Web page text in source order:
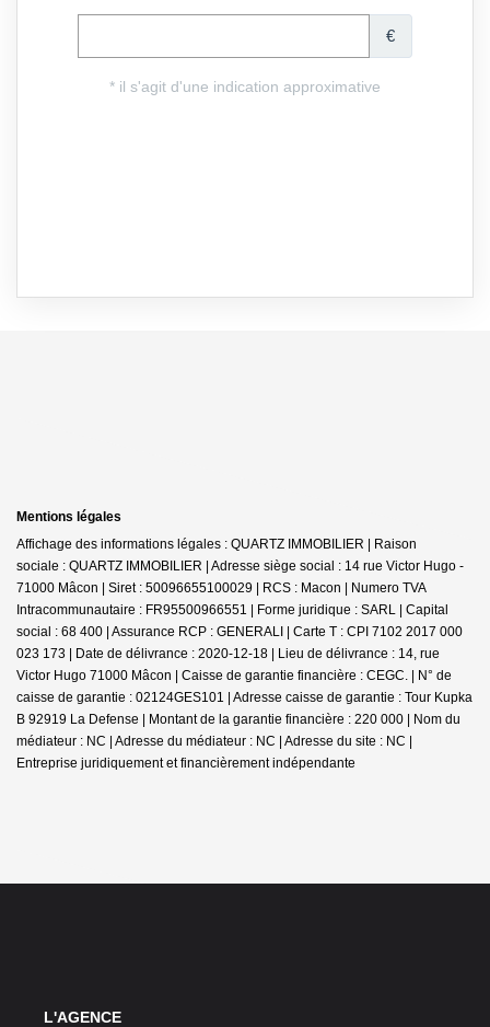
Mentions légales
Affichage des informations légales : QUARTZ IMMOBILIER | Raison
sociale : QUARTZ IMMOBILIER | Adresse siège social : 14 rue Victor Hugo -
71000 Mâcon | Siret : 50096655100029 | RCS : Macon | Numero TVA
Intracommunautaire : FR95500966551 | Forme juridique : SARL | Capital
social : 68 400 | Assurance RCP : GENERALI | Carte T : CPI 7102 2017 000
023 173 | Date de délivrance : 2020-12-18 | Lieu de délivrance : 14, rue
Victor Hugo 71000 Mâcon | Caisse de garantie financière : CEGC. | N° de
caisse de garantie : 02124GES101 | Adresse caisse de garantie : Tour Kupka
B 92919 La Defense | Montant de la garantie financière : 220 000 | Nom du
médiateur : NC | Adresse du médiateur : NC | Adresse du site : NC |
Entreprise juridiquement et financièrement indépendante
L'AGENCE